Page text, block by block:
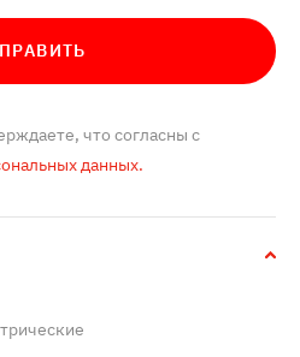
что согласны с
данных.